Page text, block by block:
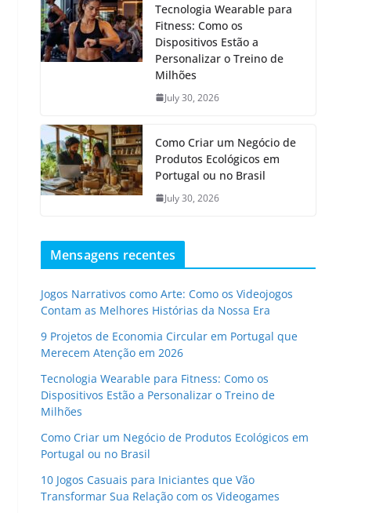
Tecnologia Wearable para
Fitness: Como os
Dispositivos Estão a
Personalizar o Treino de
Milhões
July 30, 2026
Como Criar um Negócio de
Produtos Ecológicos em
Portugal ou no Brasil
July 30, 2026
Mensagens recentes
Jogos Narrativos como Arte: Como os Videojogos
Contam as Melhores Histórias da Nossa Era
9 Projetos de Economia Circular em Portugal que
Merecem Atenção em 2026
Tecnologia Wearable para Fitness: Como os
Dispositivos Estão a Personalizar o Treino de
Milhões
Como Criar um Negócio de Produtos Ecológicos em
Portugal ou no Brasil
10 Jogos Casuais para Iniciantes que Vão
Transformar Sua Relação com os Videogames